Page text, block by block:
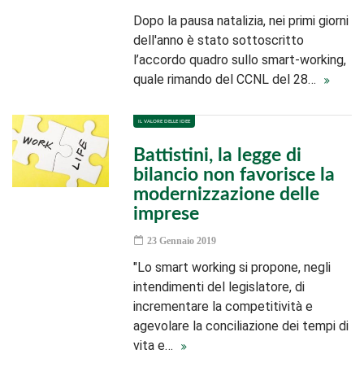
Dopo la pausa natalizia, nei primi giorni
dell'anno è stato sottoscritto
l’accordo quadro sullo smart-working,
quale rimando del CCNL del 28…
IL VALORE DELLE IDEE
Battistini, la legge di
bilancio non favorisce la
modernizzazione delle
imprese
23 Gennaio 2019
"Lo smart working si propone, negli
intendimenti del legislatore, di
incrementare la competitività e
agevolare la conciliazione dei tempi di
vita e…